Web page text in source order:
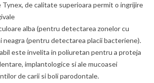
de calitate superioara permit o ingrijire
alba (pentru detectarea zonelor cu
neagra (pentru detectarea placii bacteriene).
este invelita in poliuretan pentru a proteja
implantologice si ale mucoasei
de carii si boli parodontale.